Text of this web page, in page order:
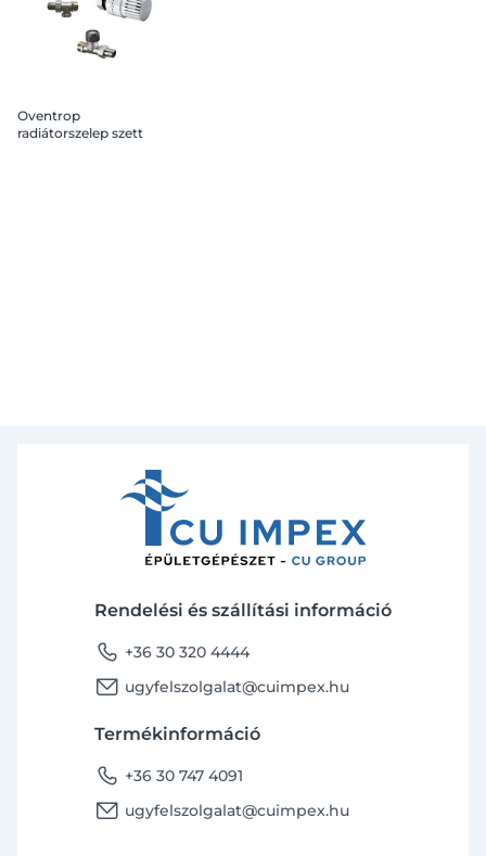
Oventrop
radiátorszelep szett
Rendelési és szállítási információ
phone +36 30 320 4444
email ugyfelszolgalat@cuimpex.hu
Termékinformáció
phone +36 30 747 4091
email ugyfelszolgalat@cuimpex.hu